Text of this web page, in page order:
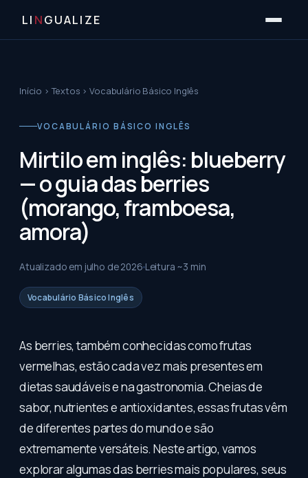
LI NGUALIZE
Início ›Textos ›Vocabulário Básico Inglês
VOCABULÁRIO BÁSICO INGLÊS
Mirtilo em inglês: blueberry
— o guia das berries
(morango, framboesa,
amora)
Atualizado em julho de 2026Leitura ~3 min
Vocabulário Básico Inglês
As berries, também conhecidas como frutas
vermelhas, estão cada vez mais presentes em
dietas saudáveis e na gastronomia. Cheias de
sabor, nutrientes e antioxidantes, essas frutas vêm
de diferentes partes do mundo e são
extremamente versáteis. Neste artigo, vamos
explorar algumas das berries mais populares, seus